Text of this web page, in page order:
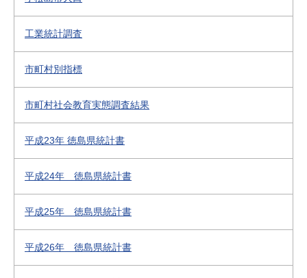
工業統計調査
市町村別指標
市町村社会教育実態調査結果
平成23年 徳島県統計書
平成24年 徳島県統計書
平成25年 徳島県統計書
平成26年 徳島県統計書